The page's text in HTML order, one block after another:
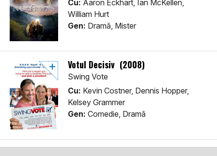
Cu: Aaron Eckhart, Ian McKellen,
William Hurt
Gen: Dramă, Mister
Votul Decisiv (2008)
Swing Vote
Cu: Kevin Costner, Dennis Hopper,
Kelsey Grammer
Gen: Comedie, Dramă